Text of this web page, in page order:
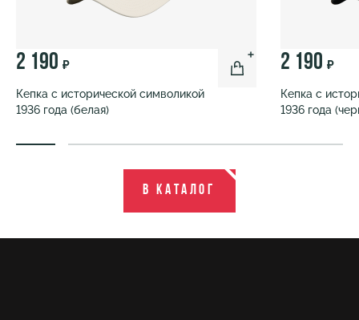
2 190 ₽
Кепка с исторической символикой
1936 года (белая)
2 190 ₽
Кепка с
1936 года
В каталог